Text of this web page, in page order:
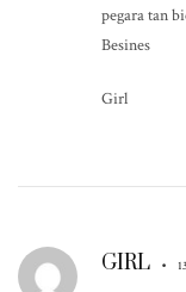
pegara tan
Besines
Girl
GIRL •